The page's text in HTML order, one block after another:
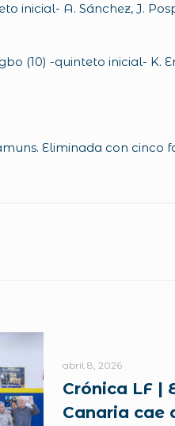
inicial- A. Sánchez, J.
(10) -quinteto inicial- K.
Eliminada con cinco
abril 8, 2026
Crónica LF |
Canaria cae